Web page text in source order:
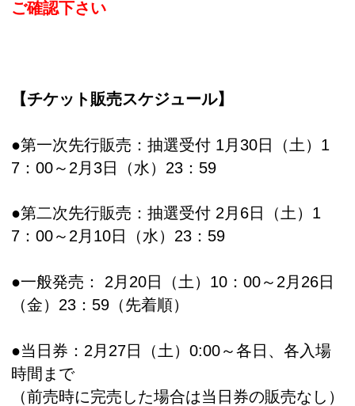
ご確認下さい
【チケット販売スケジュール】
●第一次先行販売：抽選受付 1月30日（土）1
7：00～2月3日（水）23：59
●第二次先行販売：抽選受付 2月6日（土）1
7：00～2月10日（水）23：59
●一般発売： 2月20日（土）10：00～2月26日
（金）23：59（先着順）
●当日券：2月27日（土）0:00～各日、各入場
時間まで
（前売時に完売した場合は当日券の販売なし）